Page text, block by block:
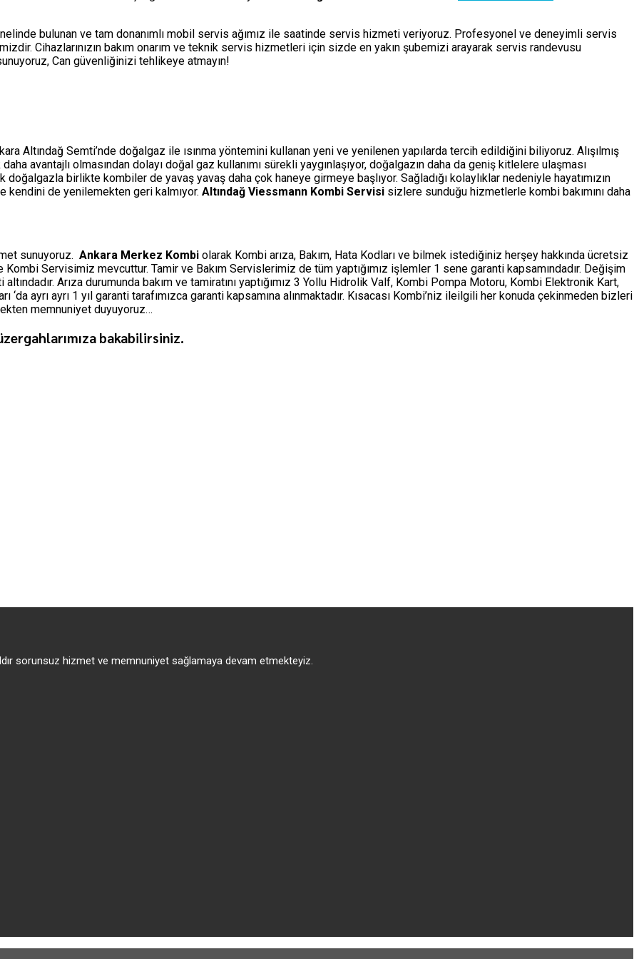
bulunan ve tam donanımlı mobil servis ağımız ile saatinde servis hizmeti veriyoruz. Profesyonel ve deneyimli servis
Cihazlarınızın bakım onarım ve teknik servis hizmetleri için sizde en yakın şubemizi arayarak servis randevusu
Can güvenliğinizi tehlikeye atmayın!
Altındağ Semti’nde doğalgaz ile ısınma yöntemini kullanan yeni ve yenilenen yapılarda tercih edildiğini biliyoruz. Alışılmış
avantajlı olmasından dolayı doğal gaz kullanımı sürekli yaygınlaşıyor, doğalgazın daha da geniş kitlelere ulaşması
birlikte kombiler de yavaş yavaş daha çok haneye girmeye başlıyor. Sağladığı kolaylıklar nedeniyle hayatımızın
kendini de yenilemekten geri kalmıyor. Altındağ Viessmann Kombi Servisi sizlere sunduğu hizmetlerle kombi bakımını daha
sunuyoruz. Ankara Merkez Kombi olarak Kombi arıza, Bakım, Hata Kodları ve bilmek istediğiniz herşey hakkında ücretsiz
Servisimiz mevcuttur. Tamir ve Bakım Servislerimiz de tüm yaptığımız işlemler 1 sene garanti kapsamındadır. Değişim
Arıza durumunda bakım ve tamiratını yaptığımız 3 Yollu Hidrolik Valf, Kombi Pompa Motoru, Kombi Elektronik Kart,
ayrı ayrı 1 yıl garanti tarafımızca garanti kapsamına alınmaktadır. Kısacası Kombi’niz ileilgili her konuda çekinmeden bizleri
memnuniyet duyuyoruz…
bakabilirsiniz.
sorunsuz hizmet ve memnuniyet sağlamaya devam etmekteyiz.